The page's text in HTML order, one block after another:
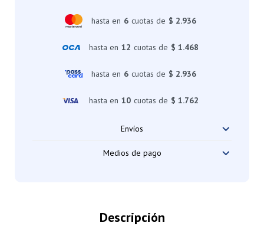
hasta en 6 cuotas de $ 2.936
hasta en 12 cuotas de $ 1.468
hasta en 6 cuotas de $ 2.936
hasta en 10 cuotas de $ 1.762
Envíos
Medios de pago
Descripción